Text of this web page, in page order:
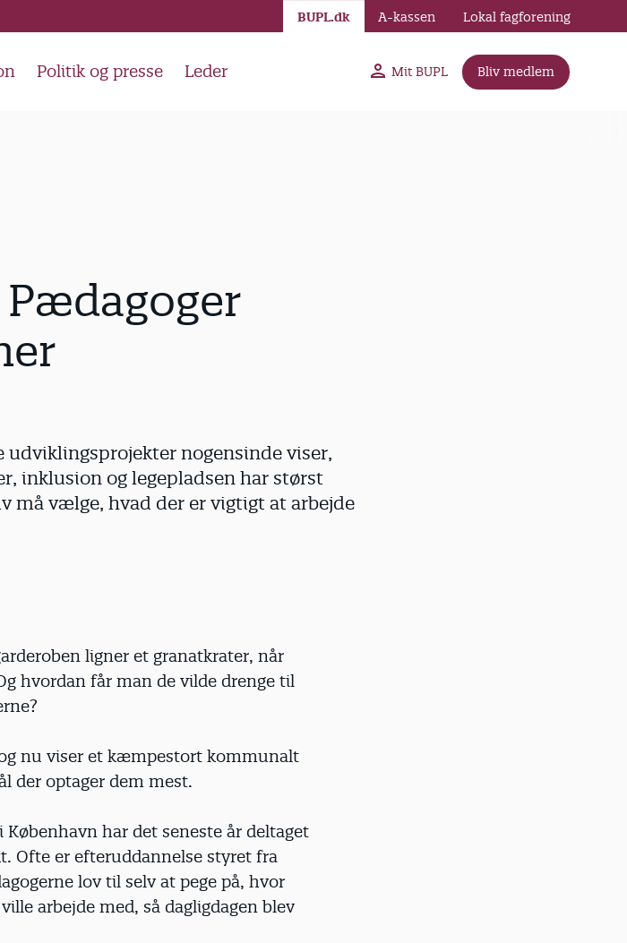
Politik og presse Leder Mit BUPL Bliv medlem
BUPL.dk A-kassen Lokal fagforening
nogensinde viser,
inklusion og legepladsen har størst
må vælge, hvad der er vigtigt at arbejde
ligner et granatkrater, når
hvordan får man de vilde drenge til
nu viser et kæmpestort kommunalt
der optager dem mest.
har det seneste år deltaget
Ofte er efteruddannelse styret fra
lov til selv at pege på, hvor
arbejde med, så dagligdagen blev